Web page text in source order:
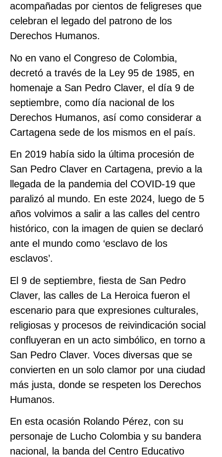
acompañadas por cientos de feligreses que
celebran el legado del patrono de los
Derechos Humanos.
No en vano el Congreso de Colombia,
decretó a través de la Ley 95 de 1985, en
homenaje a San Pedro Claver, el día 9 de
septiembre, como día nacional de los
Derechos Humanos, así como considerar a
Cartagena sede de los mismos en el país.
En 2019 había sido la última procesión de
San Pedro Claver en Cartagena, previo a la
llegada de la pandemia del COVID-19 que
paralizó al mundo. En este 2024, luego de 5
años volvimos a salir a las calles del centro
histórico, con la imagen de quien se declaró
ante el mundo como ‘esclavo de los
esclavos’.
El 9 de septiembre, fiesta de San Pedro
Claver, las calles de La Heroica fueron el
escenario para que expresiones culturales,
religiosas y procesos de reivindicación social
confluyeran en un acto simbólico, en torno a
San Pedro Claver. Voces diversas que se
convierten en un solo clamor por una ciudad
más justa, donde se respeten los Derechos
Humanos.
En esta ocasión Rolando Pérez, con su
personaje de Lucho Colombia y su bandera
nacional, la banda del Centro Educativo